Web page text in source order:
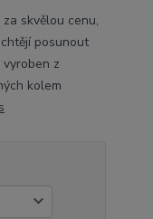
skvělou cenu,
posunout
z
kolem